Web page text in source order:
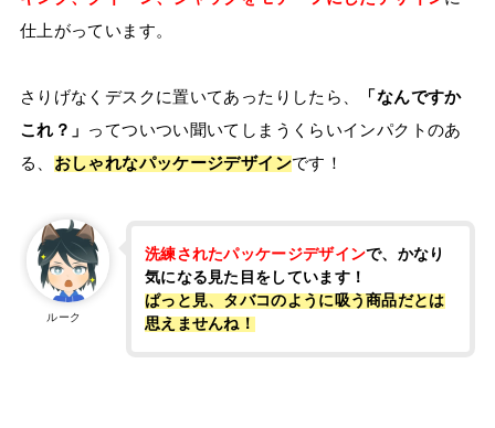
仕上がっています。
さりげなくデスクに置いてあったりしたら、
「なんですか
これ？」 ってついつい聞いてしまうくらいインパクトのあ
る、 おしゃれなパッケージデザインです！
ルーク
洗練されたパッケージデザインで、かなり
気になる見た目をしています！
ぱっと見、タバコのように吸う商品だとは
思えませんね！